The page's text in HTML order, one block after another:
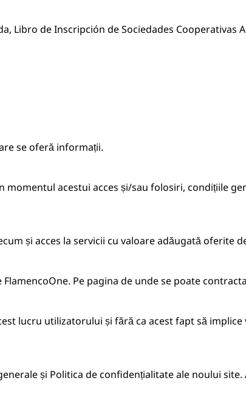
Libro de Inscripción de Sociedades Cooperativas
se oferă informații.
acestui acces și/sau folosiri, condițiile
și acces la servicii cu valoare adăugată oferite
Pe pagina de unde se poate
lucru utilizatorului și fără ca acest fapt să
și Politica de confidențialitate ale noului site.